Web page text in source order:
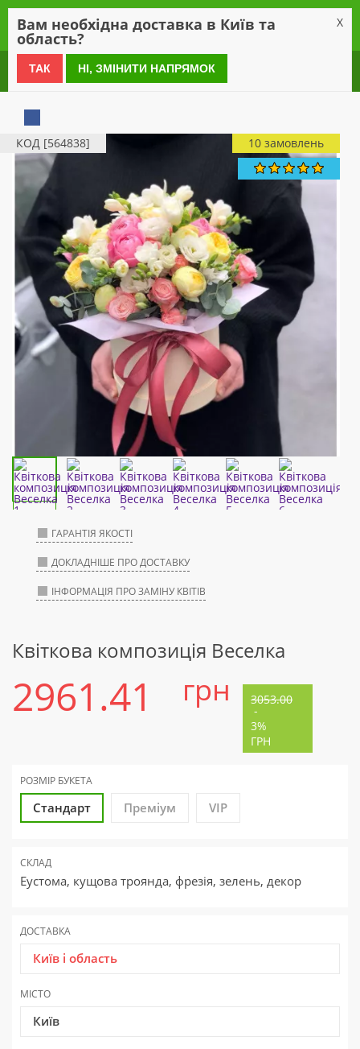
0 800 21 54 55
КОД [564838] 10 замовлень
ГАРАНТІЯ ЯКОСТІ
ДОКЛАДНІШЕ ПРО ДОСТАВКУ
ІНФОРМАЦІЯ ПРО ЗАМІНУ КВІТІВ
Квіткова композиція Веселка
2961.41 грн 3053.00
-
3%
ГРН
РОЗМІР БУКЕТА
Стандарт Преміум VIP
СКЛАД
Еустома, кущова троянда, фрезія, зелень, декор
ДОСТАВКА
Київ і область
МІСТО
Київ
Вам необхідна доставка в Київ та
область?
X
ТАК НІ, ЗМІНИТИ НАПРЯМОК